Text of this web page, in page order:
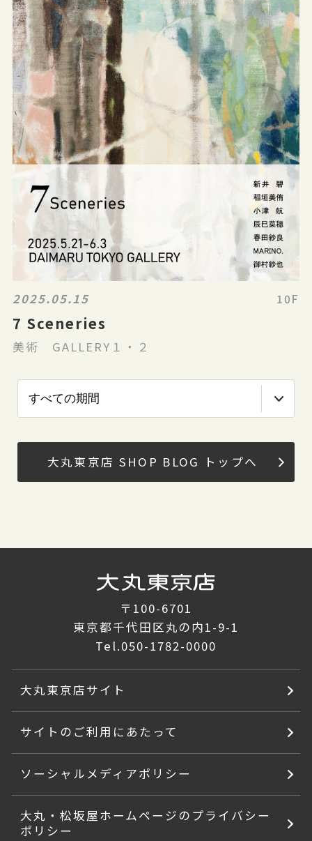
2025.05.15 10F
7 Sceneries
美術 GALLERY１・２
大丸東京店 SHOP BLOG トップへ
〒100-6701
東京都千代田区丸の内1-9-1
Tel.050-1782-0000
大丸東京店サイト
サイトのご利用にあたって
ソーシャルメディアポリシー
大丸・松坂屋ホームページのプライバシー
ポリシー